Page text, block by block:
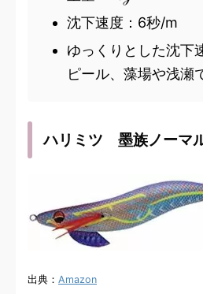
沈下速度：6秒/m
ゆっくりとした沈下
ピール、藻場や浅瀬
ハリミツ 墨族ノーマ
出典： Amazon